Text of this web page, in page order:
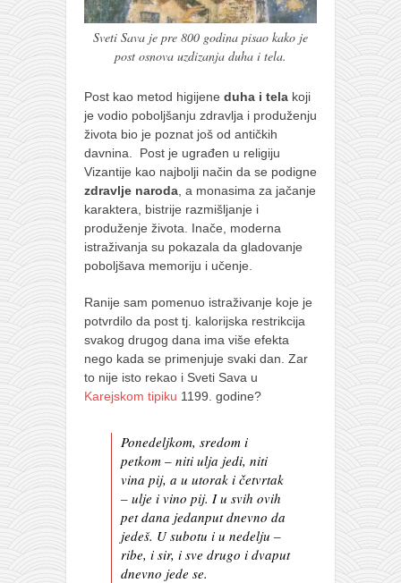
Sveti Sava je pre 800 godina pisao kako je
post osnova uzdizanja duha i tela.
Post kao metod higijene duha i tela koji
je vodio poboljšanju zdravlja i produženju
života bio je poznat još od antičkih
davnina. Post je ugrađen u religiju
Vizantije kao najbolji način da se podigne
zdravlje naroda , a monasima za jačanje
karaktera, bistrije razmišljanje i
produženje života. Inače, moderna
istraživanja su pokazala da gladovanje
poboljšava memoriju i učenje.
Ranije sam pomenuo istraživanje koje je
potvrdilo da post tj. kalorijska restrikcija
svakog drugog dana ima više efekta
nego kada se primenjuje svaki dan. Zar
to nije isto rekao i Sveti Sava u
Karejskom tipiku 1199. godine?
Ponedeljkom, sredom i
petkom – niti ulja jedi, niti
vina pij, a u utorak i četvrtak
– ulje i vino pij. I u svih ovih
pet dana jedanput dnevno da
jedeš. U subotu i u nedelju –
ribe, i sir, i sve drugo i dvaput
dnevno jede se.